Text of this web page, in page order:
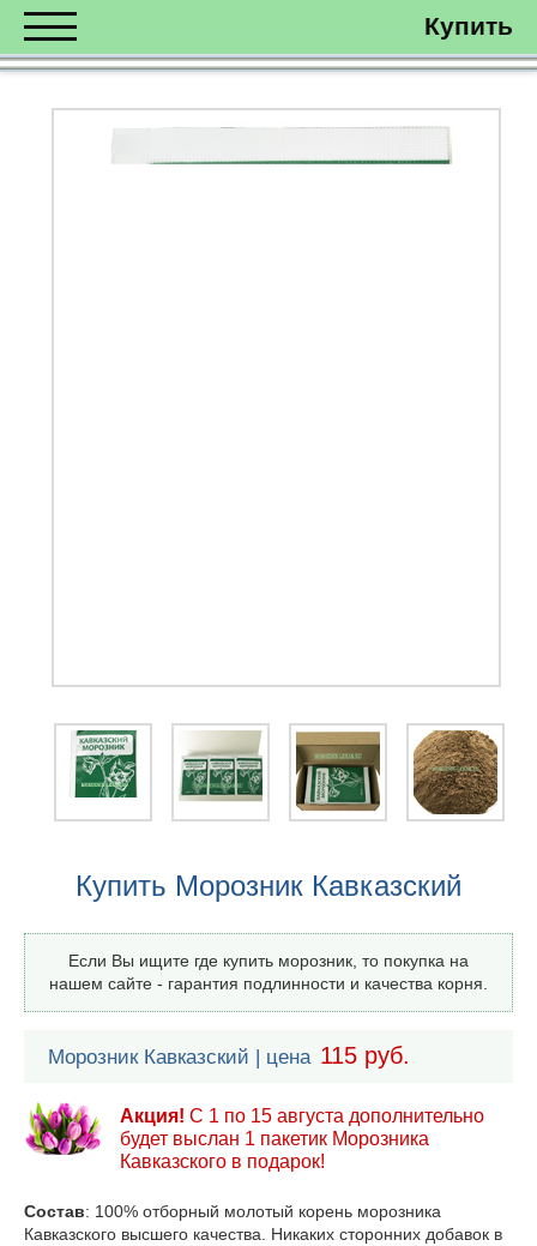
Купить
Купить Морозник Кавказский
Если Вы ищите где купить морозник, то покупка на
нашем сайте - гарантия подлинности и качества корня.
Морозник Кавказский | цена 115 руб.
Акция! С 1 по 15 августа дополнительно
будет выслан 1 пакетик Морозника
Кавказского в подарок!
Состав: 100% отборный молотый корень морозника
Кавказского высшего качества. Никаких сторонних добавок в